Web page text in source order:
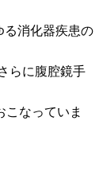
る消化器疾患の
らに腹腔鏡手
なっていま